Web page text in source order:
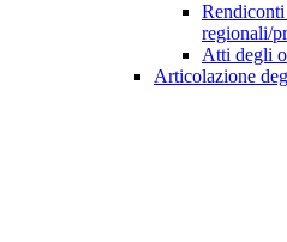
regionali/
Atti degli
Articolazione